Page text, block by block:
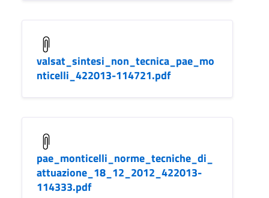
valsat_sintesi_non_tecnica_pae_mo
nticelli_422013-114721.pdf
pae_monticelli_norme_tecniche_di_
attuazione_18_12_2012_422013-
114333.pdf